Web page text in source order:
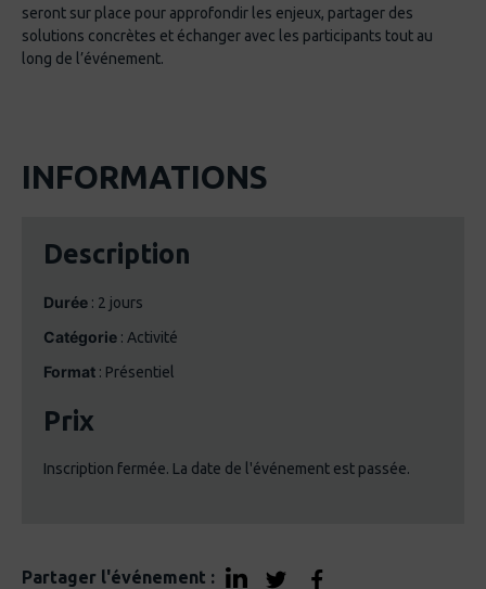
seront sur place pour approfondir les enjeux, partager des
solutions concrètes et échanger avec les participants tout au
long de l’événement.
INFORMATIONS
Description
Durée : 2 jours
Catégorie : Activité
Format : Présentiel
Prix
Inscription fermée. La date de l'événement est passée.
Partager l'événement :